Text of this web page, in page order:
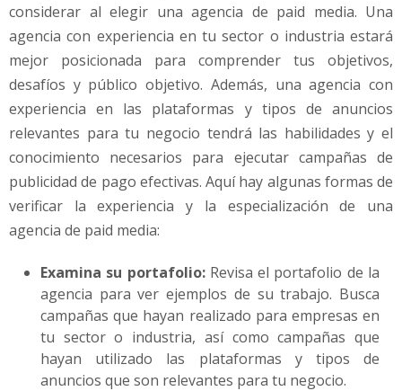
considerar al elegir una agencia de paid media. Una
agencia con experiencia en tu sector o industria estará
mejor posicionada para comprender tus objetivos,
desafíos y público objetivo. Además, una agencia con
experiencia en las plataformas y tipos de anuncios
relevantes para tu negocio tendrá las habilidades y el
conocimiento necesarios para ejecutar campañas de
publicidad de pago efectivas. Aquí hay algunas formas de
verificar la experiencia y la especialización de una
agencia de paid media:
Examina su portafolio:Revisa el portafolio de la
agencia para ver ejemplos de su trabajo. Busca
campañas que hayan realizado para empresas en
tu sector o industria, así como campañas que
hayan utilizado las plataformas y tipos de
anuncios que son relevantes para tu negocio.